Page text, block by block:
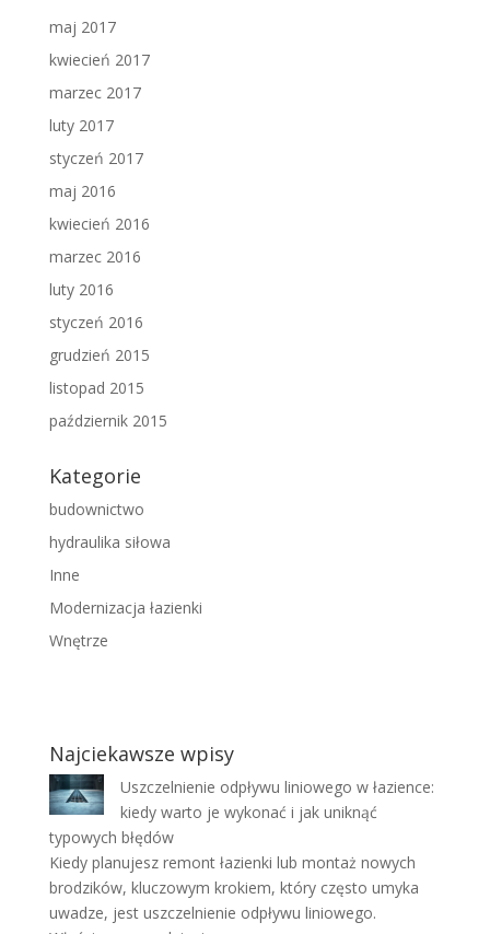
maj 2017
kwiecień 2017
marzec 2017
luty 2017
styczeń 2017
maj 2016
kwiecień 2016
marzec 2016
luty 2016
styczeń 2016
grudzień 2015
listopad 2015
październik 2015
Kategorie
budownictwo
hydraulika siłowa
Inne
Modernizacja łazienki
Wnętrze
Najciekawsze wpisy
Uszczelnienie odpływu liniowego w łazience:
kiedy warto je wykonać i jak uniknąć
typowych błędów
Kiedy planujesz remont łazienki lub montaż nowych
brodzików, kluczowym krokiem, który często umyka
uwadze, jest uszczelnienie odpływu liniowego.